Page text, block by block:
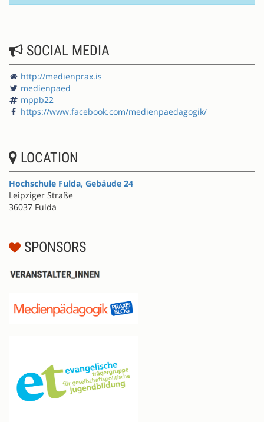
SOCIAL MEDIA
http://medienprax.is
medienpaed
mppb22
https://www.facebook.com/medienpaedagogik/
LOCATION
Hochschule Fulda, Gebäude 24
Leipziger Straße
36037 Fulda
SPONSORS